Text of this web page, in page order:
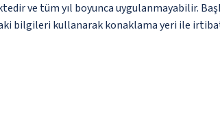
ve tüm yıl boyunca uygulanmayabilir.
bilgileri kullanarak konaklama yeri ile